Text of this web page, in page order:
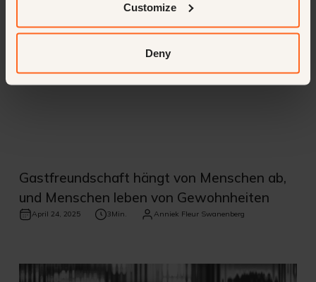
Customize
Deny
Gastfreundschaft hängt von Menschen ab,
und Menschen leben von Gewohnheiten
April 24, 2025 3Min. Anniek Fleur Swanenberg